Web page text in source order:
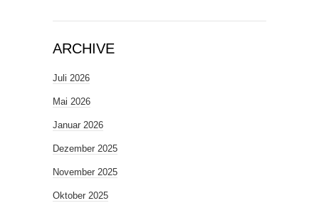
ARCHIVE
Juli 2026
Mai 2026
Januar 2026
Dezember 2025
November 2025
Oktober 2025